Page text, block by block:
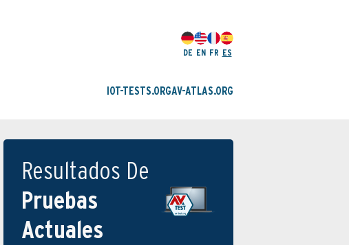
DE EN FR ES
IOT-TESTS.ORGAV-ATLAS.ORG
Resultados De
Pruebas
Actuales